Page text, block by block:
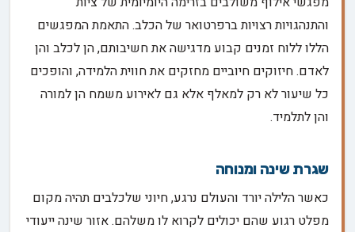
והתנהגויות רצויות ברפרטואר של הכלב. התאמת המפגשים
הללו ללוח זמנים קבוע מדגישה את חשיבותם, הן לכלב והן
לאדם. חיזוקים חיוביים מחזקים את חווית הלמידה, והופכים
כל שיעור לא רק למאלף אלא גם לאירוע משמח הן למורה
והן לתלמיד.
שגרת שינה ומנוחה
כאשר הלילה יורד והעולם נרגע, חיוני שלכלבים תהיה מקום
מפלט רגוע שהם יכולים לקרוא לו משלהם. אזור שינה ייעודי